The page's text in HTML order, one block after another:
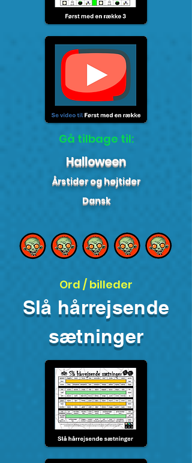
Gå tilbage til:
Halloween
Årstider og højtider
Dansk
Ord / billeder
Slå hårrejsende
sætninger